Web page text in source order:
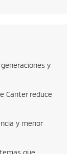
y
Canter reduce
y menor
que